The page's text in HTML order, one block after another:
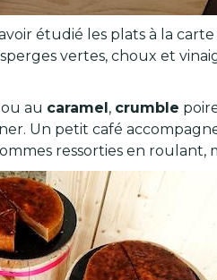
étudié les plats à la
vertes, choux et
ou au caramel, crumble
Un petit café
ressorties en roulant,